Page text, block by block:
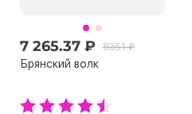
7 265.37 ₽ 8351 ₽
Брянский волк